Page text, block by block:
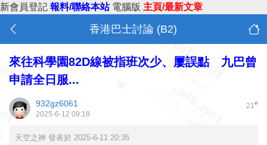
新會員登記 報料/聯絡本站 電腦版 主頁/最新文章
香港巴士討論 (B2)
來往科學園82D線被指班次少、屢誤點 九巴曾
申請全日服...
21#
932gz6061
2025-6-12 09:18
天空之神 發表於 2025-6-11 20:35